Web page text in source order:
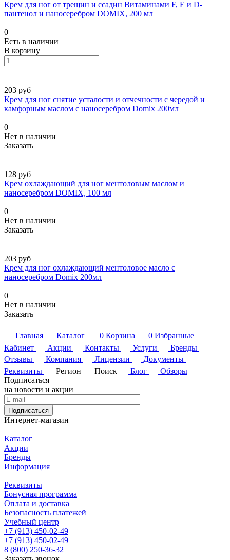
Крем для ног от трещин и ссадин Витаминами F, E и D-
пантенол и наносеребром DOMIX, 200 мл
0
Есть в наличии
В корзину
203 руб
Крем для ног снятие усталости и отчечности с чередой и
камфорным маслом с наносеребром Domix 200мл
0
Нет в наличии
Заказать
128 руб
Крем охлаждающий для ног ментоловым маслом и
наносеребром DOMIX, 100 мл
0
Нет в наличии
Заказать
203 руб
Крем для ног охлаждающий ментоловое масло с
наносеребром Domix 200мл
0
Нет в наличии
Заказать
Главная Каталог 0 Корзина 0 Избранные
Кабинет
Акции Контакты Услуги
Бренды
Отзывы
Компания Лицензии
Документы
Реквизиты
Регион Поиск Блог
Обзоры
Подписаться
на новости и акции
Подписаться
Интернет-магазин
Каталог
Акции
Бренды
Информация
Реквизиты
Бонусная программа
Оплата и доставка
Безопасность платежей
Учебный центр
+7 (913) 450-02-49
+7 (913) 450-02-49
8 (800) 250-36-32